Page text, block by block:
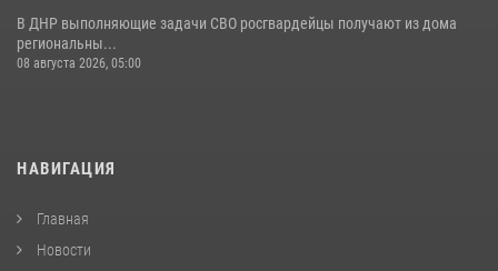
В ДНР выполняющие задачи СВО росгвардейцы получают из дома
региональны...
08 августа 2026, 05:00
НАВИГАЦИЯ
Главная
Новости